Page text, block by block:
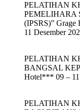
PELATIHAN
PEMELIHARA
(IPSRS)” Grage
11 Desember
PELATIHAN
BANGSAL
Hotel*** 09 – 11
PELATIHAN